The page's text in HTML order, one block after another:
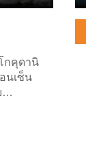
กคุดานิ
นเซ็น
…